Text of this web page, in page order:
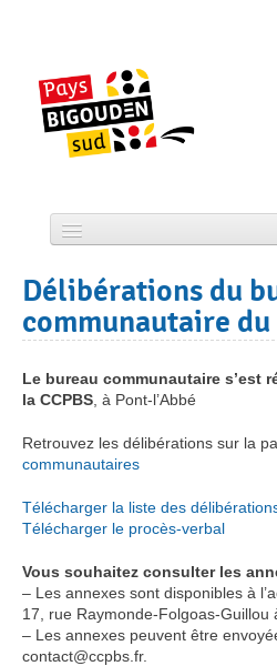
Actualité
Services
Délibérations du
communautaire
Le bureau communautaire s’est
la CCPBS , à Pont-l’Abbé
Retrouvez les délibérations sur la
communautaires
Télécharger la liste des
Télécharger le procès-verbal
Vous souhaitez consulter les
– Les annexes sont disponibles à
17, rue Raymonde-Folgoas-Guillou
– Les annexes peuvent être
contact@ccpbs.fr.